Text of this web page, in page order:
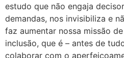
estudo que não engaja
demandas, nos invisibiliza e
faz aumentar nossa missão
inclusão, que é – antes de
colaborar com o